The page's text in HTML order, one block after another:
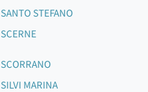
SANTO STEFANO
SCERNE
SCORRANO
SILVI MARINA